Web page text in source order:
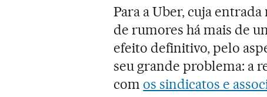
Para a Uber, cuja
de rumores há mais de
efeito definitivo, pelo
seu grande problema: a
com os sindicatos e